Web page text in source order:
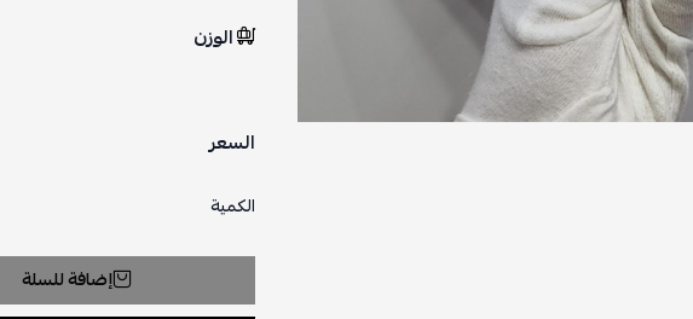
الوزن
السعر
الكمية
إضافة للسلة